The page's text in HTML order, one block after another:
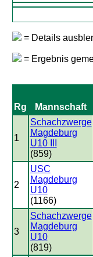
= Details
= Ergebnis
Rg
Mannschaft
1
Schachzwerge
Magdeburg
U10 III
(859)
2
USC
Magdeburg
U10
(1166)
3
Schachzwerge
Magdeburg
U10
(819)